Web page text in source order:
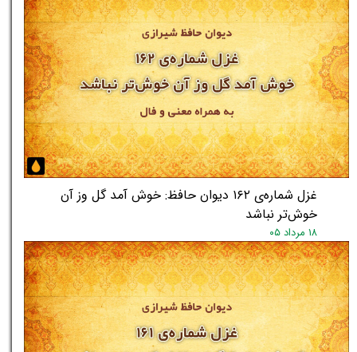
غزل شماره‌ی ۱۶۲ دیوان حافظ: خوش آمد گل وز آن
خوش‌تر نباشد
۱۸ مرداد ۰۵